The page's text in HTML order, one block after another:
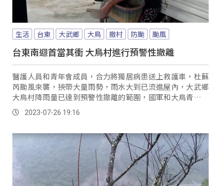
生活 台東 大武鄉 大鳥 撤村 防颱 颱風
台東南迴首當其衝 大鳥村進行預警性撤離
醫護人員和青年會成員，合力將獨居病患送上救護車，杜蘇
芮颱風來襲，挾帶大量雨勢，雨水大到已流進屋內，大武鄉
大鳥村降雨量已達到預警性撤離的範圍，國軍和大鳥青年會
合力協助居民撤離。
2023-07-26 19:16